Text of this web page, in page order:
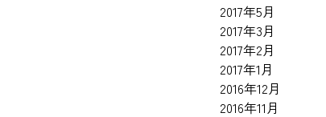
2017年5月
2017年3月
2017年2月
2017年1月
2016年12月
2016年11月